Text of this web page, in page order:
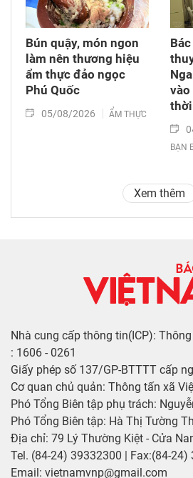
Bún quậy, món ngon
làm nên thương hiệu
ẩm thực đảo ngọc
Phú Quốc
05/08/2026 ẨM THỰC
thời
BẠN
Xem thêm
Nhà cung cấp thông tin(ICP):
: 1606 - 0261
Giấy phép số 137/GP-BTTTT cấp
Cơ quan chủ quản: Thông tấn xã
Phó Tổng Biên tập phụ trách:
Phó Tổng Biên tập: Hà Thị Tường
Địa chỉ: 79 Lý Thường Kiệt - Cửa
Tel. (84-24) 39332300 | Fax:(84-24)
Email: vietnamvnp@gmail.com